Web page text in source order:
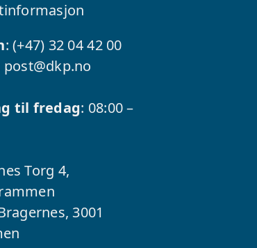
: (+47) 32 04 42 00
post@dkp.no
til fredag: 08:00 –
Torg 4,
3001